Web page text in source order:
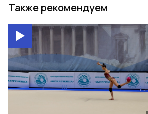
Также рекомендуем